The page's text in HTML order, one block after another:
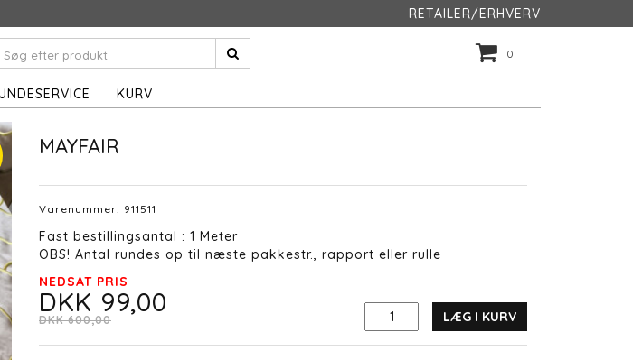
RETAILER/ERHVERV
0
KURV
MAYFAIR
Varenummer: 911511
Fast bestillingsantal : 1 Meter
OBS! Antal rundes op til næste pakkestr., rapport eller rulle
NEDSAT PRIS
DKK 99,00
DKK 600,00 LÆG I KURV